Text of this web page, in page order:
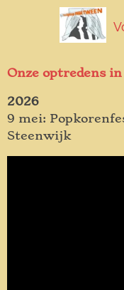
de
hoofdinhoud
Onze optredens
2026
9 mei:
Steenwijk